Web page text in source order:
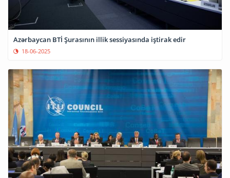
Azərbaycan BTİ Şurasının illik sessiyasında iştirak edir
18-06-2025